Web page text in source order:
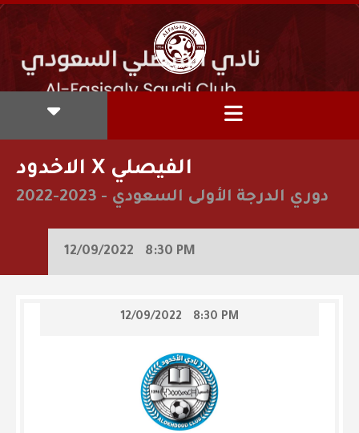
الاخدود X الفيصلي
2022-2023 - دوري الدرجة الأولى السعودي
12/09/2022 8:30 PM
12/09/2022 8:30 PM